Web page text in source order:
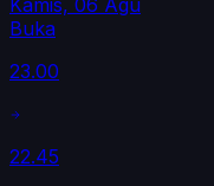
Kamis, 06 Agu
Buka
23.00
22.45